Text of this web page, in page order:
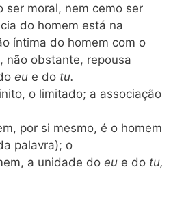
ser moral, nem cemo ser
do homem está na
íntima do homem com o
não obstante, repousa
eu e do tu.
o limitado; a associação
por si mesmo, é o homem
palavra); o
a unidade do eu e do tu,